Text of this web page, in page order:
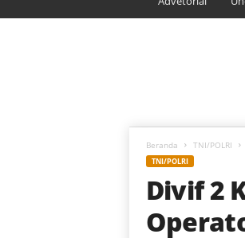
Beranda TNI/POLRI
TNI/POLRI
Divif 2